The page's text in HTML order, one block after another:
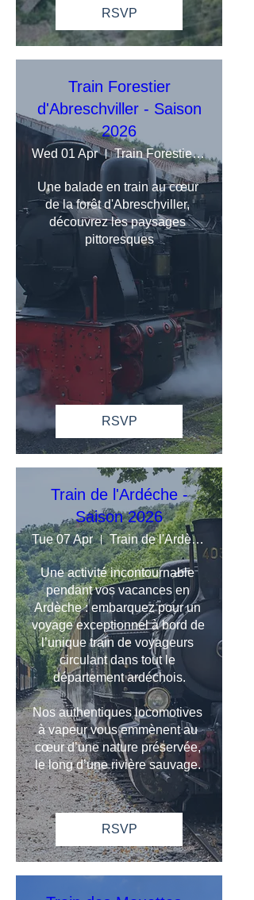
RSVP
Train Forestier
d'Abreschviller - Saison
2026
Wed 01 Apr Train Forestier d'Abreschviller en Mosel
Une balade en train au cœur
de la forêt d'Abreschviller,
découvrez les paysages
pittoresques
RSVP
Train de l'Ardéche -
Saison 2026
Tue 07 Apr Train de l'Ardèche
Une activité incontournable
pendant vos vacances en
Ardèche : embarquez pour un
voyage exceptionnel à bord de
l’unique train de voyageurs
circulant dans tout le
département ardéchois.
Nos authentiques locomotives
à vapeur vous emmènent au
cœur d’une nature préservée,
le long d’une rivière sauvage.
RSVP